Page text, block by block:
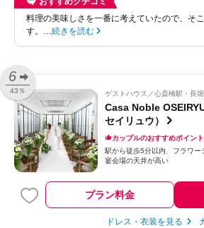
料理の美味しさを一番に考えていたので、そ
す。…続きを読む
6
43％ ゲストハウス 心斎橋駅・長
Casa Noble
セイリュウ）
カップルのおすすめポイント
駅から徒歩5分以内
フラワー
宴会場の天井が高い
プラン料金
ドレス・衣装を見る